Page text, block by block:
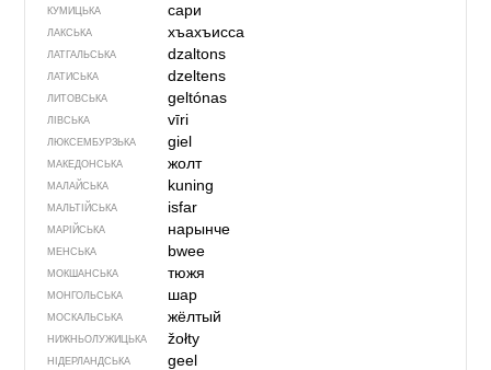
КУМИЦЬКА сари
ЛАКСЬКА хъахъисса
ЛАТГАЛЬСЬКА dzaltons
ЛАТИСЬКА dzeltens
ЛИТОВСЬКА geltónas
ЛІВСЬКА vīri
ЛЮКСЕМБУРЗЬКА giel
МАКЕДОНСЬКА жолт
МАЛАЙСЬКА kuning
МАЛЬТІЙСЬКА isfar
МАРІЙСЬКА нарынче
МЕНСЬКА bwee
МОКШАНСЬКА тюжя
МОНГОЛЬСЬКА шар
МОСКАЛЬСЬКА жёлтый
НИЖНЬОЛУЖИЦЬКА žołty
НІДЕРЛАНДСЬКА geel